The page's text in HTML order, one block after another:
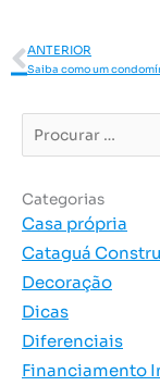
Anterior
ANTERIOR
…
Categorias
Casa própria
Cataguá
Decoração
Dicas
Diferenciais
Financiamento